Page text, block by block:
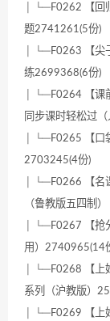
│ └─F0262 【回
题2741261(5份)
│ └─F0263 【尖
练2699368(6份)
│ └─F0264 【课
同步课时轻松过
│ └─F0265 【口
2703245(4份)
│ └─F0266 【名
（鲁教版五四制
│ └─F0267 【抢
用）2740965(14
│ └─F0268 【上
系列（沪教版）
│ └─F0269 【上